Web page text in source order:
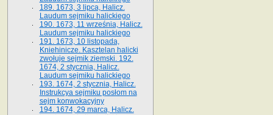
189. 1673, 3 lipca, Halicz.
Laudum sejmiku halickiego
190. 1673, 11 września, Halicz.
Laudum sejmiku halickiego
191. 1673, 10 listopada,
Kniehinicze. Kasztelan halicki
zwołuje sejmik ziemski. 192.
1674, 2 stycznia, Halicz.
Laudum sejmiku halickiego
193. 1674, 2 stycznia, Halicz.
Instrukcya sejmiku posłom na
sejm konwokacyjny
194. 1674, 29 marca, Halicz.